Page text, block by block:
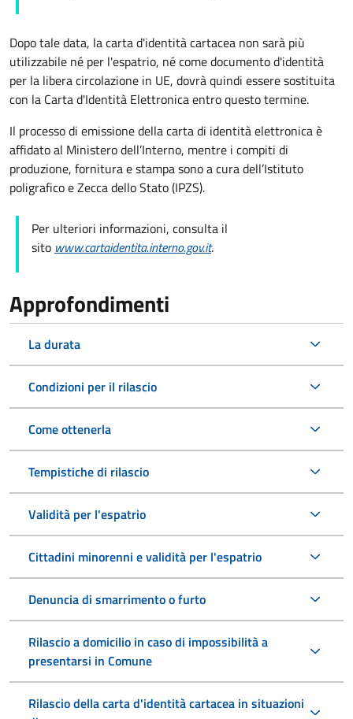
Dopo tale data, la carta d'identità cartacea non sarà più
utilizzabile né per l'espatrio, né come documento d'identità
per la libera circolazione in UE, dovrà quindi essere sostituita
con la Carta d'Identità Elettronica entro questo termine.
Il processo di emissione della carta di identità elettronica è
affidato al Ministero dell’Interno, mentre i compiti di
produzione, fornitura e stampa sono a cura dell’Istituto
poligrafico e Zecca dello Stato (IPZS).
Per ulteriori informazioni, consulta il
sito www.cartaidentita.interno.gov.it.
Approfondimenti
La durata
Condizioni per il rilascio
Come ottenerla
Tempistiche di rilascio
Validità per l'espatrio
Cittadini minorenni e validità per l'espatrio
Denuncia di smarrimento o furto
Rilascio a domicilio in caso di impossibilità a
presentarsi in Comune
Rilascio della carta d'identità cartacea in situazioni